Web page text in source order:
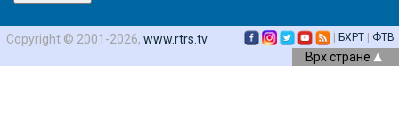
Copyright © 2001-2026, www.rtrs.tv БХРТ ФТВ
Врх стране